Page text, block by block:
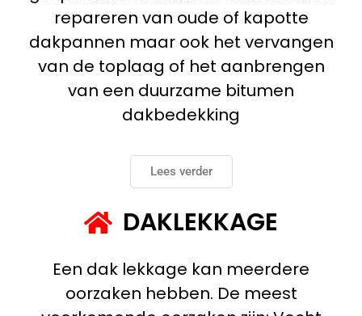
repareren van oude of kapotte
dakpannen maar ook het vervangen
van de toplaag of het aanbrengen
van een duurzame bitumen
dakbedekking
Lees verder
DAKLEKKAGE
Een dak lekkage kan meerdere
oorzaken hebben. De meest